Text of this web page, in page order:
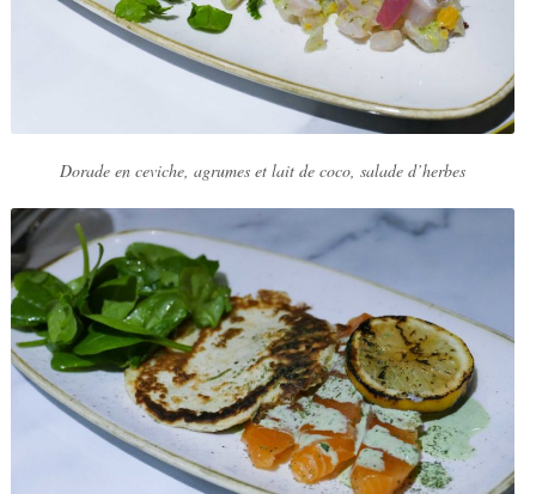
Dorade en ceviche, agrumes et lait de coco, salade d’herbes